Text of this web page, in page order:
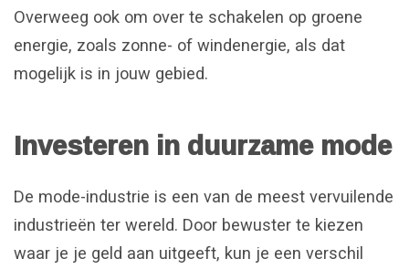
Overweeg ook om over te schakelen op groene
energie, zoals zonne- of windenergie, als dat
mogelijk is in jouw gebied.
Investeren in duurzame mode
De mode-industrie is een van de meest vervuilende
industrieën ter wereld. Door bewuster te kiezen
waar je je geld aan uitgeeft, kun je een verschil